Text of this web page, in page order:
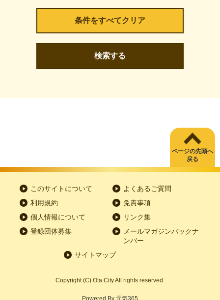
検索する
ページの先頭へ
戻る
このサイトについて
よくあるご質問
利用規約
免責事項
個人情報について
リンク集
登録団体募集
メールマガジンバックナ
ンバー
サイトマップ
Copyright (C) Ota City All rights reserved.
Powered By 元気365